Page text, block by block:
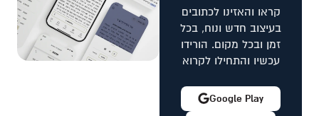
קראו והאזינו לכתובים
בעיצוב חדש ונוח, בכל
זמן ובכל מקום. הורידו
עכשיו והתחילו לקרוא
Google Play